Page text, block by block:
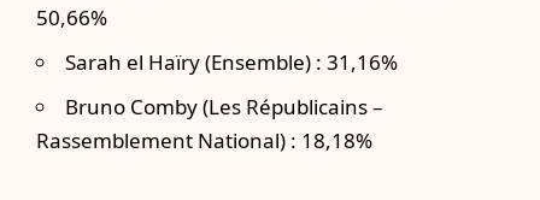
50,66%
Sarah el Haïry (Ensemble) : 31,16%
Bruno Comby (Les Républicains –
Rassemblement National) : 18,18%